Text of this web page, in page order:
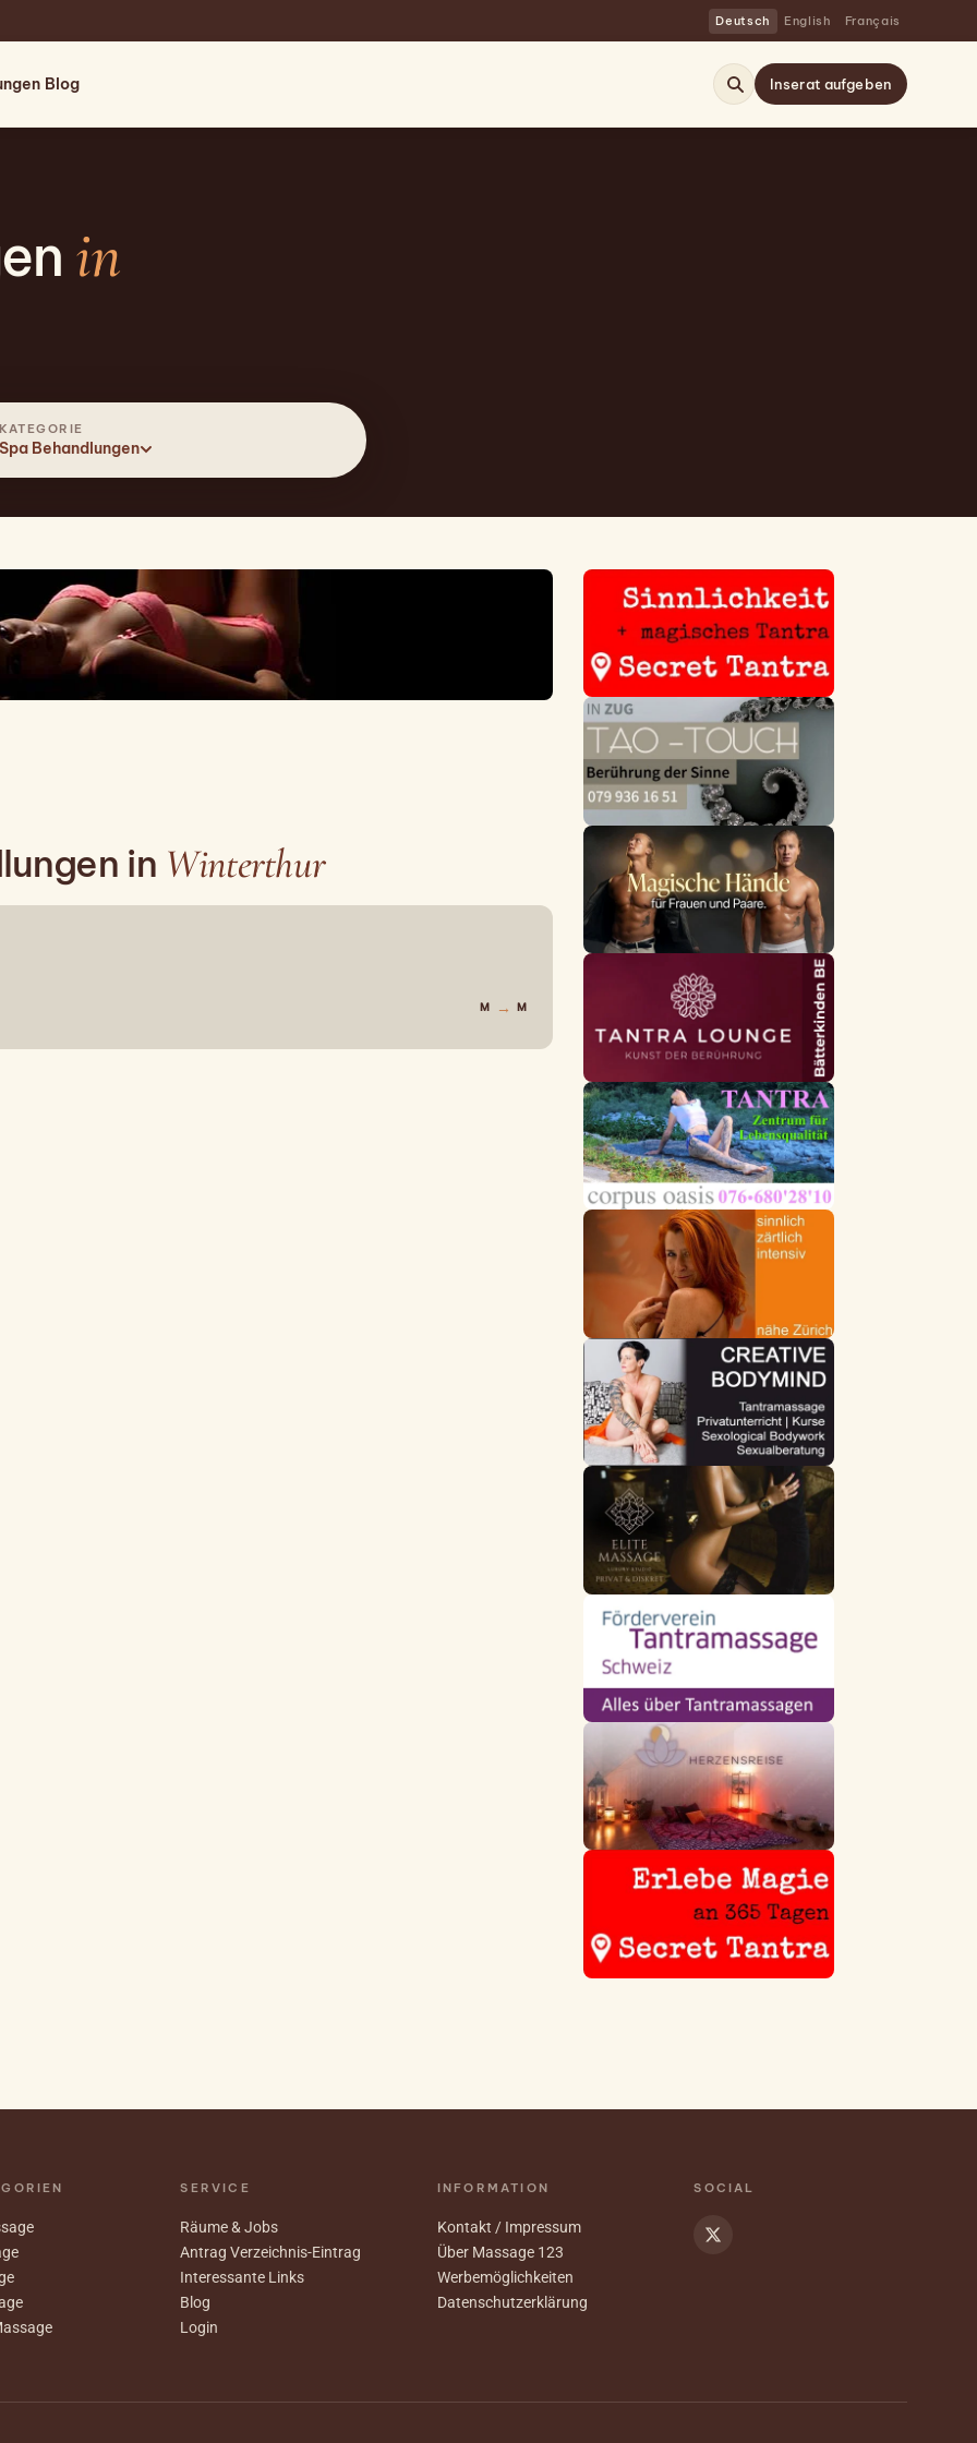
Deutsch English Français
Blog Inserat aufgeben
in
KATEGORIE
Spa Behandlungen
in Winterthur
M → M
SERVICE
Räume & Jobs
Antrag Verzeichnis-Eintrag
Interessante Links
Blog
Login
INFORMATION
Kontakt / Impressum
Über Massage 123
Werbemöglichkeiten
Datenschutzerklärung
SOCIAL